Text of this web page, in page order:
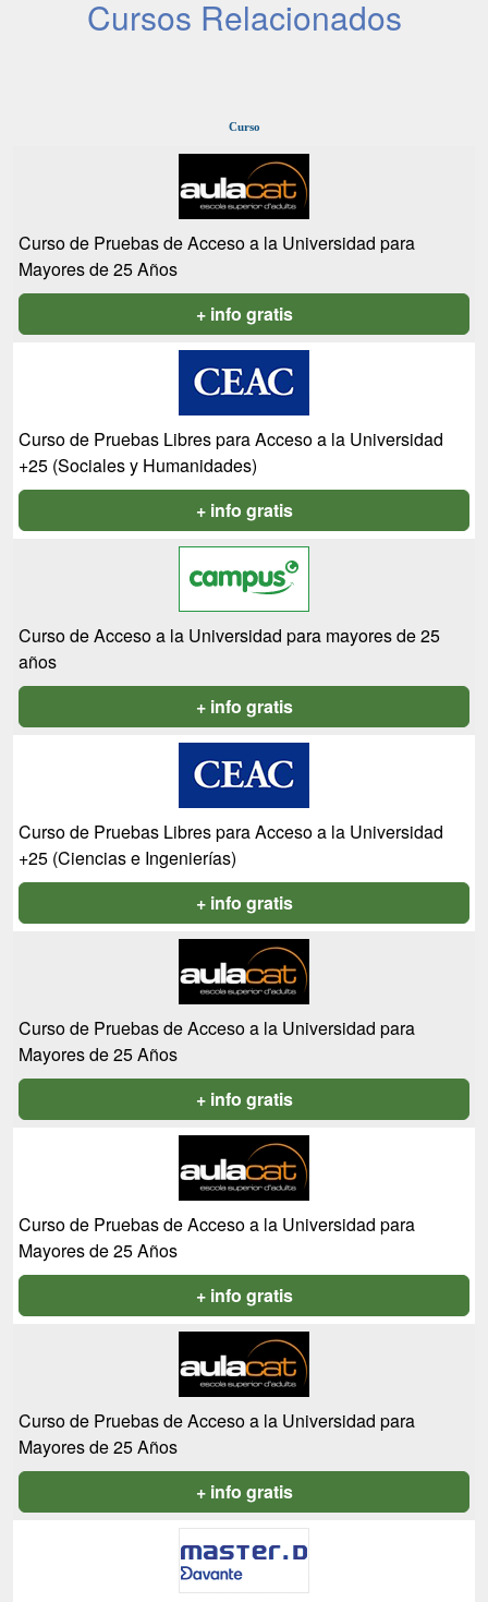
Cursos Relacionados
Curso
Curso de Pruebas de Acceso a la Universidad para
Mayores de 25 Años
+ info gratis
Curso de Pruebas Libres para Acceso a la Universidad
+25 (Sociales y Humanidades)
+ info gratis
Curso de Acceso a la Universidad para mayores de 25
años
+ info gratis
Curso de Pruebas Libres para Acceso a la Universidad
+25 (Ciencias e Ingenierías)
+ info gratis
Curso de Pruebas de Acceso a la Universidad para
Mayores de 25 Años
+ info gratis
Curso de Pruebas de Acceso a la Universidad para
Mayores de 25 Años
+ info gratis
Curso de Pruebas de Acceso a la Universidad para
Mayores de 25 Años
+ info gratis